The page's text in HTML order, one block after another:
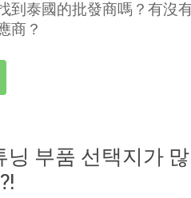
到泰國的批發商嗎？有沒
商？
부품 선택지가